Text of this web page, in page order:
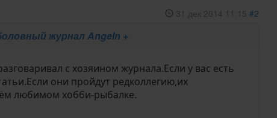
31 дек 2014 11:15 #2
журнал Angeln +
с хозяином журнала.Если у вас есть
они пройдут редколлегию,их
любимом хобби-рыбалке.